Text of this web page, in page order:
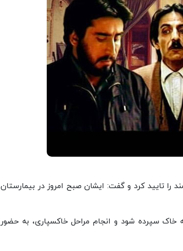
را تایید کرد و گفت: ایشان صبح امروز در بیمارستان
سپرده شود و انجام مراحل خاکسپاری، به حضور